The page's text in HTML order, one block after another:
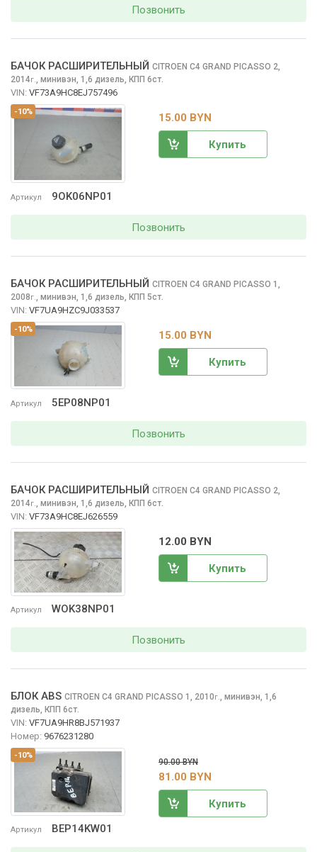
Позвонить
-10%
Артикул 9OK06NP01
БАЧОК РАСШИРИТЕЛЬНЫЙ CITROEN C4 GRAND PICASSO 2,
2014г. минивэн, 1,6 дизель, КПП 6ст.
VIN: VF73A9HC8EJ757496
15.00 BYN
Купить
Позвонить
-10%
Артикул 5EP08NP01
БАЧОК РАСШИРИТЕЛЬНЫЙ CITROEN C4 GRAND PICASSO 1,
2008г. минивэн, 1,6 дизель, КПП 5ст.
VIN: VF7UA9HZC9J033537
15.00 BYN
Купить
Позвонить
Артикул WOK38NP01
БАЧОК РАСШИРИТЕЛЬНЫЙ CITROEN C4 GRAND PICASSO 2,
2014г. минивэн, 1,6 дизель, КПП 6ст.
VIN: VF73A9HC8EJ626559
12.00 BYN
Купить
Позвонить
-10%
Артикул BEP14KW01
БЛОК ABS CITROEN C4 GRAND PICASSO 1, 2010г. минивэн, 1,6
дизель, КПП 6ст.
VIN: VF7UA9HR8BJ571937
Номер: 9676231280
90.00 BYN
81.00 BYN
Купить